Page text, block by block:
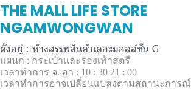
THE MALL LIFE STORE
NGAMWONGWAN
ตั้งอยู่ : ห้างสรรพสินค้าเดอะมอลล์ชั้น G
แผนก : กระเป๋าและรองเท้าสตรี
เวลาทำการ จ. อา : 10 : 30 21 : 00
เวลาทำการอาจเปลี่ยนแปลงตามสถานะการณ์